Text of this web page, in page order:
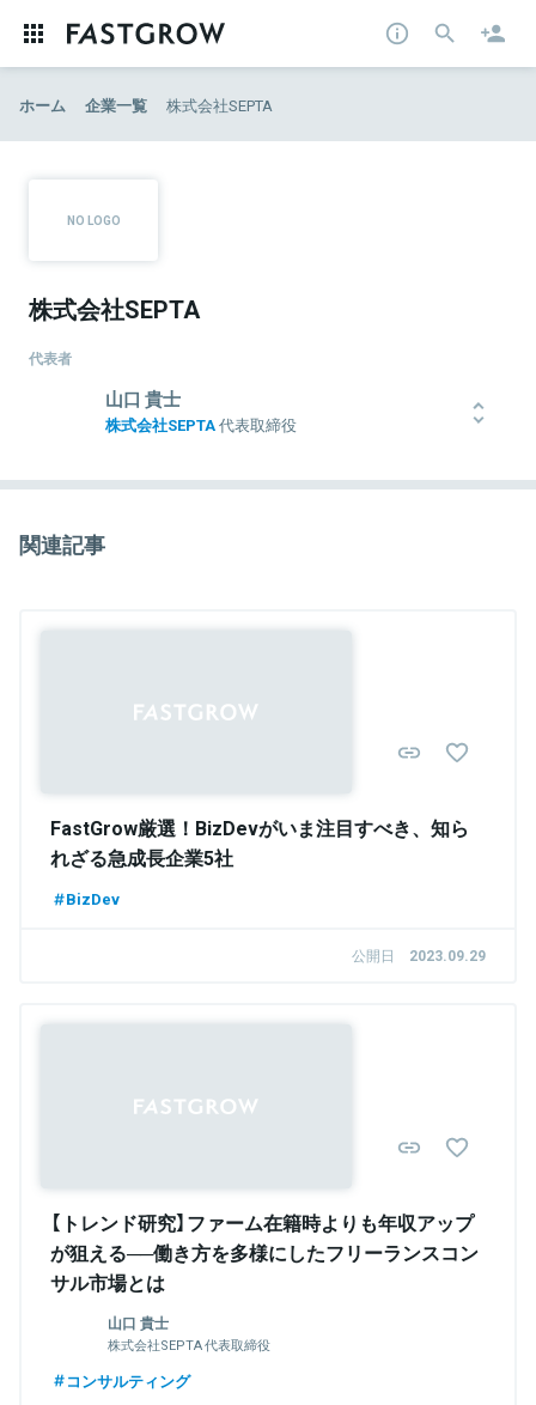
ホーム 企業一覧 株式会社SEPTA
株式会社SEPTA
代表者
山口 貴士
株式会社SEPTA代表取締役
いて、中期経営計画策定支援、財務モデリング、事業戦略策定及び
支援等のプロジェクトを経験。2019年11月に親友のPwC同期ととも
に、株式会社ExPAを共同創業、CEOに就任。2020年4月にCEOを交
関連記事
FastGrow厳選！BizDevがいま注目すべき、知ら
れざる急成長企業5社
BizDev
公開日 2023.09.29
【トレンド研究】ファーム在籍時よりも年収アップ
が狙える──働き方を多様にしたフリーランスコン
サル市場とは
山口 貴士
株式会社SEPTA 代表取締役
コンサルティング